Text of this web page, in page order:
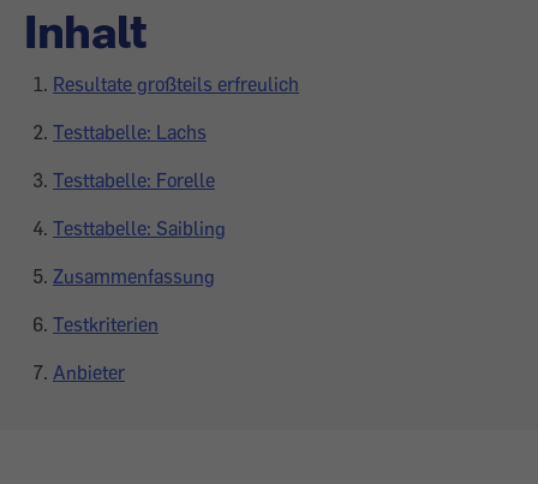
Inhalt
Resultate großteils erfreulich
Testtabelle: Lachs
Testtabelle: Forelle
Testtabelle: Saibling
Zusammenfassung
Testkriterien
Anbieter